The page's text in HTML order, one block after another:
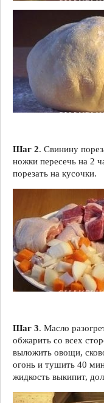
Шаг 2. Свинину
ножки пересечь на 2
порезать на кусочки.
Шаг 3. Масло
обжарить со всех
выложить овощи,
огонь и тушить 40
жидкость выкипит,